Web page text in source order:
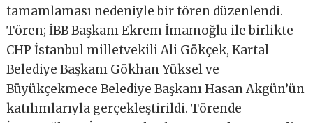
tamamlaması nedeniyle bir tören düzenlendi.
Tören; İBB Başkanı Ekrem İmamoğlu ile birlikte
CHP İstanbul milletvekili Ali Gökçek, Kartal
Belediye Başkanı Gökhan Yüksel ve
Büyükçekmece Belediye Başkanı Hasan Akgün’ün
katılımlarıyla gerçekleştirildi. Törende